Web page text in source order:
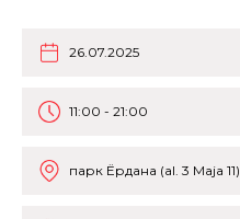
26.07.2025
11:00 - 21:00
парк Ёрдана (al. 3 Maja 11)